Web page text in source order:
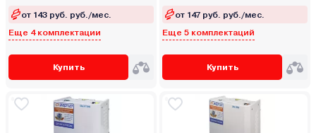
от 143 руб. руб./мес.
Еще 4 комплектации
Купить
от 147 руб. руб./мес.
Еще 5 комплектаций
Купить